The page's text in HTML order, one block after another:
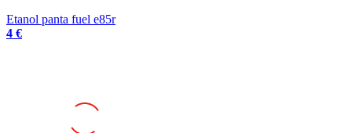
Etanol panta fuel e85r
4 €